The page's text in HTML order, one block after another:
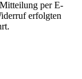
per E-
erfolgten